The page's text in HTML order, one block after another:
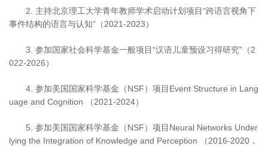
2. 主持北京理工大学青年教师学术启动计划项目“跨语言视角下
事件结构的语言与认知”（2021-2023）
3. 参加国家社会科学基金一般项目“汉语儿童预设习得研究”（2
022-2026）
4. 参加美国国家科学基金（NSF）项目Event Structure in Lang
uage and Cognition （2021-2024）
5. 参加美国国家科学基金（NSF）项目Neural Networks Under
lying the Integration of Knowledge and Perception （2016-2020，